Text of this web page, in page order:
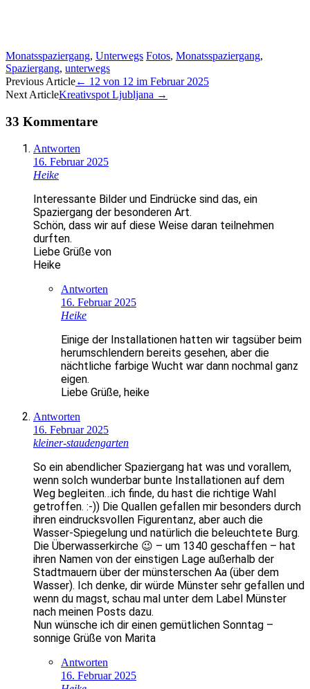
Monatsspaziergang, Unterwegs Fotos, Monatsspaziergang,
Spaziergang, unterwegs
Artikel-
Navigation
Previous Article← 12 von 12 im Februar 2025
Next ArticleKreativspot Ljubljana →
33 Kommentare
Antworten
16. Februar 2025
Heike
Interessante Bilder und Eindrücke sind das, ein
Spaziergang der besonderen Art.
Schön, dass wir auf diese Weise daran teilnehmen
durften.
Liebe Grüße von
Heike
Antworten
16. Februar 2025
Heike
Einige der Installationen hatten wir tagsüber beim
herumschlendern bereits gesehen, aber die
nächtliche farbige Wucht war dann nochmal ganz
eigen.
Liebe Grüße, heike
Antworten
16. Februar 2025
kleiner-staudengarten
So ein abendlicher Spaziergang hat was und vorallem,
wenn solch wunderbar bunte Installationen auf dem
Weg begleiten…ich finde, du hast die richtige Wahl
getroffen. :-)) Die Quallen gefallen mir besonders durch
ihren eindrucksvollen Figurentanz, aber auch die
Wasser-Spiegelung und natürlich die beleuchtete Burg.
Die Überwasserkirche 😉 – um 1340 geschaffen – hat
ihren Namen von der einstigen Lage außerhalb der
Stadtmauern über der münsterschen Aa (über dem
Wasser). Ich denke, dir würde Münster sehr gefallen und
wenn du magst, schau mal unter dem Label Münster
nach meinen Posts dazu.
Nun wünsche ich dir einen gemütlichen Sonntag –
sonnige Grüße von Marita
Antworten
16. Februar 2025